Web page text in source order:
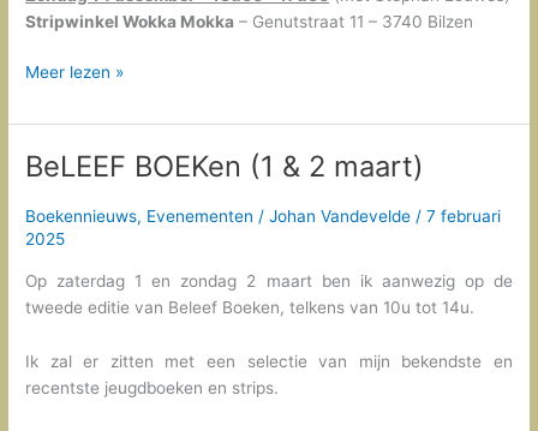
Stripwinkel Wokka Mokka – Genutstraat 11 – 3740 Bilzen
Signeersessies
2025
Meer lezen »
BeLEEF BOEKen (1 & 2 maart)
Boekennieuws, Evenementen /Johan Vandevelde /7 februari
2025
Op zaterdag 1 en zondag 2 maart ben ik aanwezig op de
tweede editie van Beleef Boeken, telkens van 10u tot 14u.
Ik zal er zitten met een selectie van mijn bekendste en
recentste jeugdboeken en strips.